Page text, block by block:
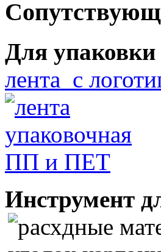
Для упаковки
лента с
Инструмент